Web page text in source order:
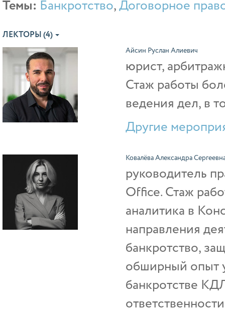
Темы: Банкротство,Договорное
ЛЕКТОРЫ (4)
Айсин Руслан Алиевич
юрист,
Стаж работы
ведения дел, в
Другие
Ковалёва Александра
руководитель
Office. Стаж
аналитика в
направления
банкротство,
обширный опыт
банкротстве
ответственности